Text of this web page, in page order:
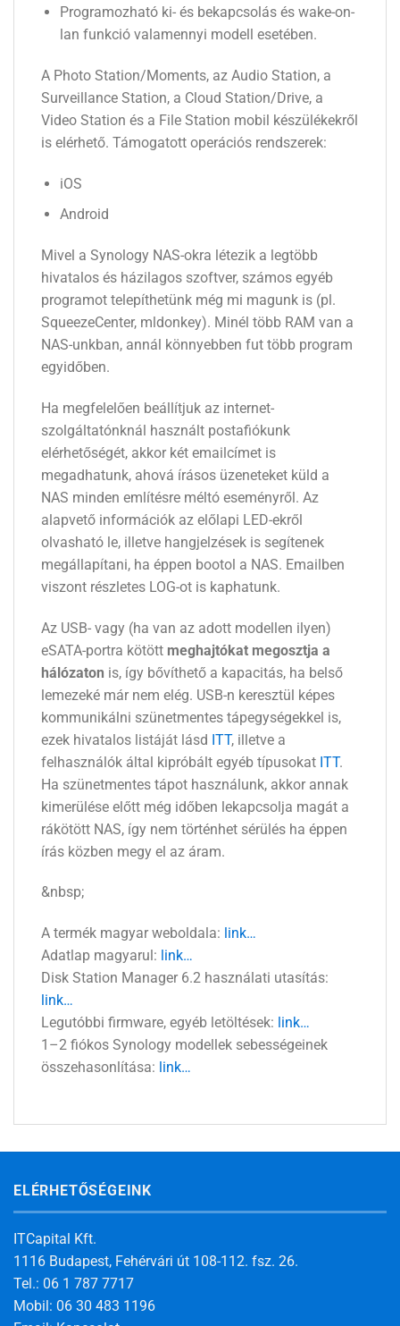
Programozható ki- és bekapcsolás és wake-on-
lan funkció valamennyi modell esetében.
A Photo Station/Moments, az Audio Station, a
Surveillance Station, a Cloud Station/Drive, a
Video Station és a File Station mobil készülékekről
is elérhető. Támogatott operációs rendszerek:
iOS
Android
Mivel a Synology NAS-okra létezik a legtöbb
hivatalos és házilagos szoftver, számos egyéb
programot telepíthetünk még mi magunk is (pl.
SqueezeCenter, mldonkey). Minél több RAM van a
NAS-unkban, annál könnyebben fut több program
egyidőben.
Ha megfelelően beállítjuk az internet-
szolgáltatónknál használt postafiókunk
elérhetőségét, akkor két emailcímet is
megadhatunk, ahová írásos üzeneteket küld a
NAS minden említésre méltó eseményről. Az
alapvető információk az előlapi LED-ekről
olvasható le, illetve hangjelzések is segítenek
megállapítani, ha éppen bootol a NAS. Emailben
viszont részletes LOG-ot is kaphatunk.
Az USB- vagy (ha van az adott modellen ilyen)
eSATA-portra kötött meghajtókat megosztja a
hálózaton is, így bővíthető a kapacitás, ha belső
lemezeké már nem elég. USB-n keresztül képes
kommunikálni szünetmentes tápegységekkel is,
ezek hivatalos listáját lásd ITT, illetve a
felhasználók által kipróbált egyéb típusokat ITT.
Ha szünetmentes tápot használunk, akkor annak
kimerülése előtt még időben lekapcsolja magát a
rákötött NAS, így nem történhet sérülés ha éppen
írás közben megy el az áram.
&nbsp;
A termék magyar weboldala: link…
Adatlap magyarul: link…
Disk Station Manager 6.2 használati utasítás:
link…
Legutóbbi firmware, egyéb letöltések: link…
1–2 fiókos Synology modellek sebességeinek
összehasonlítása: link…
ELÉRHETŐSÉGEINK
ITCapital Kft.
1116 Budapest, Fehérvári út 108-112. fsz. 26.
Tel.: 06 1 787 7717
Mobil: 06 30 483 1196